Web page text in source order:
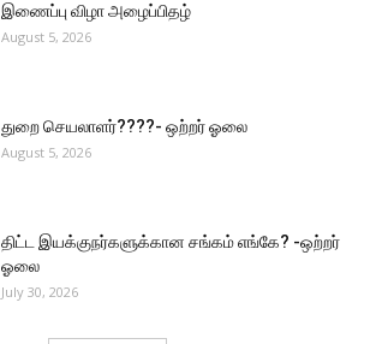
இணைப்பு விழா அழைப்பிதழ்
August 5, 2026
துறை செயலாளர்????- ஒற்றர் ஓலை
August 5, 2026
திட்ட இயக்குநர்களுக்கான சங்கம் எங்கே? -ஒற்றர்
ஓலை
July 30, 2026